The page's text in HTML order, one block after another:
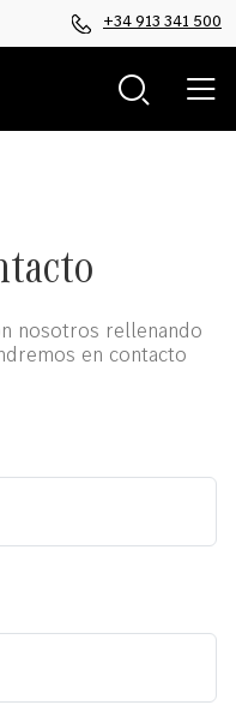
+34 913 341 500
nosotros rellenando
en contacto